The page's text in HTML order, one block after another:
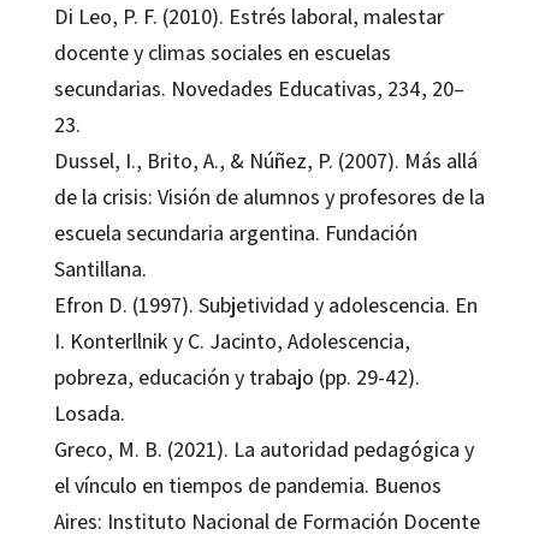
Di Leo, P. F. (2010). Estrés laboral, malestar
docente y climas sociales en escuelas
secundarias. Novedades Educativas, 234, 20–
23.
Dussel, I., Brito, A., & Núñez, P. (2007). Más allá
de la crisis: Visión de alumnos y profesores de la
escuela secundaria argentina. Fundación
Santillana.
Efron D. (1997). Subjetividad y adolescencia. En
I. Konterllnik y C. Jacinto, Adolescencia,
pobreza, educación y trabajo (pp. 29-42).
Losada.
Greco, M. B. (2021). La autoridad pedagógica y
el vínculo en tiempos de pandemia. Buenos
Aires: Instituto Nacional de Formación Docente